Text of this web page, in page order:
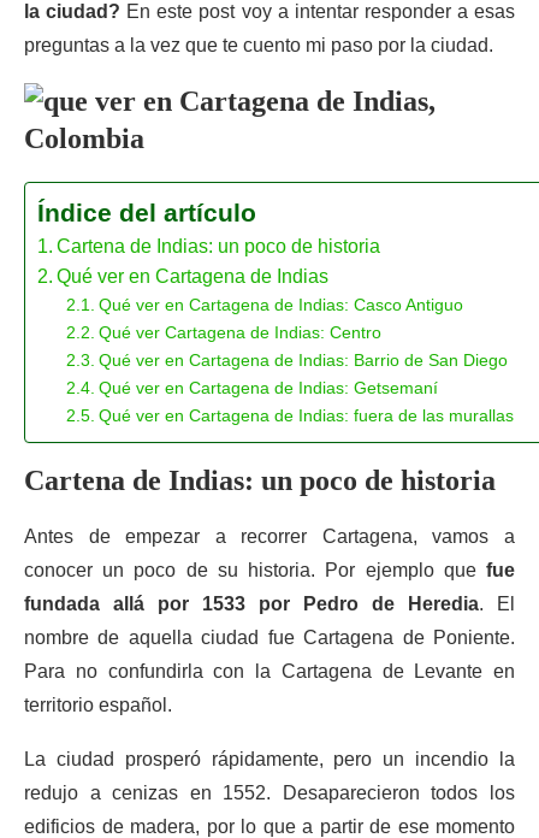
la ciudad? En este post voy a intentar responder a esas
preguntas a la vez que te cuento mi paso por la ciudad.
Índice del artículo
Cartena de Indias: un poco de historia
Qué ver en Cartagena de Indias
Qué ver en Cartagena de Indias: Casco Antiguo
Qué ver Cartagena de Indias: Centro
Qué ver en Cartagena de Indias: Barrio de San Diego
Qué ver en Cartagena de Indias: Getsemaní
Qué ver en Cartagena de Indias: fuera de las murallas
Cartena de Indias: un poco de historia
Antes de empezar a recorrer Cartagena, vamos a
conocer un poco de su historia. Por ejemplo que fue
fundada allá por 1533 por Pedro de Heredia. El
nombre de aquella ciudad fue Cartagena de Poniente.
Para no confundirla con la Cartagena de Levante en
territorio español.
La ciudad prosperó rápidamente, pero un incendio la
redujo a cenizas en 1552. Desaparecieron todos los
edificios de madera, por lo que a partir de ese momento